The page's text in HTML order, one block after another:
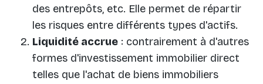
des entrepôts, etc. Elle permet de répartir
les risques entre différents types d'actifs.
Liquidité accrue : contrairement à d'autres
formes d'investissement immobilier direct
telles que l'achat de biens immobiliers